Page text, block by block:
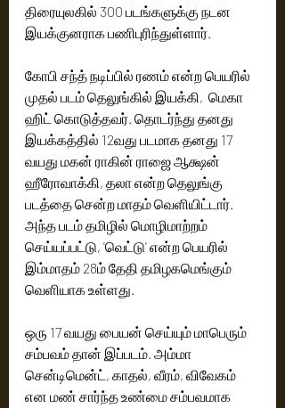
திரையுலகில் 300 படங்களுக்கு நடன
இயக்குனராக பணிபுரிந்துள்ளார்.
கோபி சந்த் நடிப்பில் ரணம் என்ற பெயரில்
முதல் படம் தெலுங்கில் இயக்கி,  மெகா
ஹிட் கொடுத்தவர். தொடர்ந்து தனது
இயக்கத்தில் 12வது படமாக தனது 17
வயது மகன் ராகின் ராஜை ஆக்ஷன்
ஹீரோவாக்கி, தலா என்ற தெலுங்கு
படத்தை சென்ற மாதம் வெளியிட்டார்.
அந்த படம் தமிழில் மொழிமாற்றம்
செய்யப்பட்டு, 'வெட்டு' என்ற பெயரில்
இம்மாதம் 28ம் தேதி தமிழகமெங்கும்
வெளியாக உள்ளது.
ஒரு 17 வயது பையன் செய்யும் மாபெரும்
சம்பவம் தான் இப்படம். அம்மா
சென்டிமென்ட், காதல், வீரம், விவேகம்
என மண் சார்ந்த உண்மை சம்பவமாக